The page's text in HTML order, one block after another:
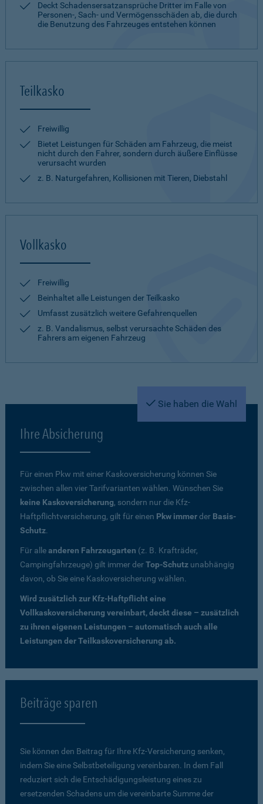
Deckt Schadensersatzansprüche Dritter im Falle von
Personen-, Sach- und Vermögensschäden ab, die durch
die Benutzung des Fahrzeuges entstehen können
Teilkasko
Freiwillig
Bietet Leistungen für Schäden am Fahrzeug, die meist
nicht durch den Fahrer, sondern durch äußere Einflüsse
verursacht wurden
z. B. Naturgefahren, Kollisionen mit Tieren, Diebstahl
Vollkasko
Freiwillig
Beinhaltet alle Leistungen der Teilkasko
Umfasst zusätzlich weitere Gefahrenquellen
z. B. Vandalismus, selbst verursachte Schäden des
Fahrers am eigenen Fahrzeug
Sie haben die Wahl
Ihre Absicherung
Für einen Pkw mit einer Kaskoversicherung können Sie
zwischen allen vier Tarifvarianten wählen. Wünschen Sie
keine Kaskoversicherung, sondern nur die Kfz-
Haftpflichtversicherung, gilt für einen Pkw immerder Basis-
Schutz.
Für alleanderen Fahrzeugarten (z. B. Krafträder,
Campingfahrzeuge) gilt immer derTop-Schutz unabhängig
davon, ob Sie eine Kaskoversicherung wählen.
Wird zusätzlich zur Kfz-Haftpflicht eine
Vollkaskoversicherung vereinbart, deckt diese – zusätzlich
zu ihren eigenen Leistungen – automatisch auch alle
Leistungen der Teilkaskoversicherung ab.
Beiträge sparen
Sie können den Beitrag für Ihre Kfz-Versicherung senken,
indem Sie eine Selbstbeteiligung vereinbaren. In dem Fall
reduziert sich die Entschädigungsleistung eines zu
ersetzenden Schadens um die vereinbarte Summe der